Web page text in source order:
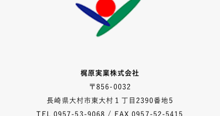
梶原実業株式会社
〒856-0032
長崎県大村市東大村１丁目2390番地5
TEL 0957-53-9068 / FAX 0957-52-5415